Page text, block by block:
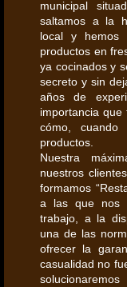
municipal
saltamos a la
local y hemos
productos en
ya cocinados y
secreto y sin
años de
importancia
cómo, cuando
productos.
Nuestra
nuestros
formamos
a las que nos
trabajo, a la
una de las
ofrecer la
casualidad no